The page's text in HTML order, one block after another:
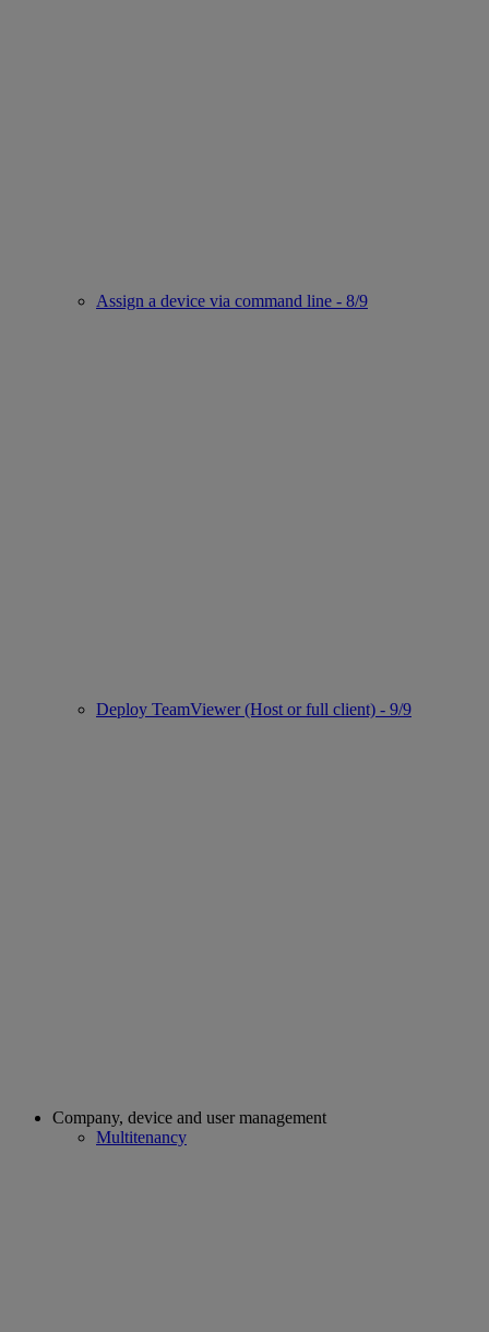
Assign a device via command line - 8/9
Deploy TeamViewer (Host or full client) - 9/9
Company, device and user management
Multitenancy